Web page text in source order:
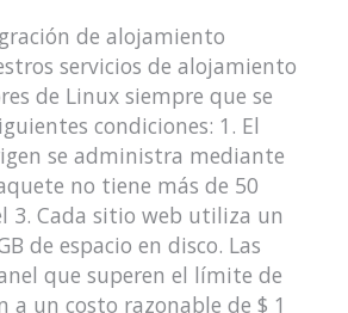
de alojamiento
servicios de alojamiento
de Linux siempre que se
condiciones: 1. El
se administra mediante
no tiene más de 50
3. Cada sitio web utiliza un
de espacio en disco. Las
que superen el límite de
a un costo razonable de $ 1